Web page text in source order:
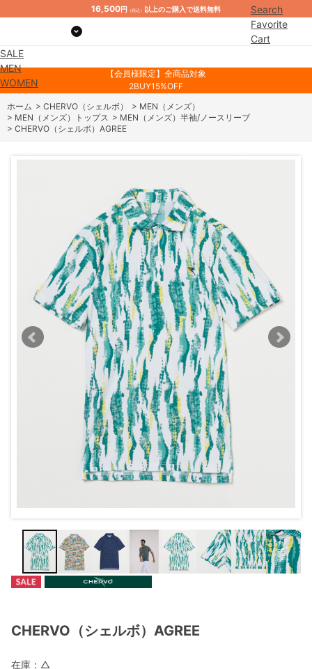
16,500円 （税込） 以上のご購入で送料無料
Search
Favorite
Cart
SALE
MEN
WOMEN
【会員様限定】全商品対象
2BUY15%OFF
ホーム > CHERVO（シェルボ） > MEN（メンズ）
> MEN（メンズ）トップス > MEN（メンズ）半袖/ノースリーブ
> CHERVO（シェルボ）AGREE
CHERVO（シェルボ）AGREE
在庫： △